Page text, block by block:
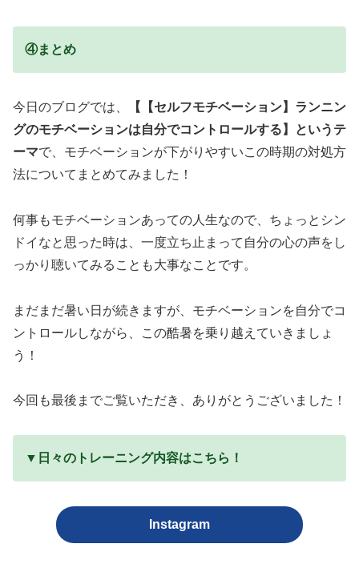
④まとめ
今日のブログでは、
【【セルフモチベーション】ランニン
グのモチベーションは自分でコントロールする】というテ
ーマで、モチベーションが下がりやすいこの時期の対処方
法についてまとめてみました！
何事もモチベーションあっての人生なので、ちょっとシン
ドイなと思った時は、一度立ち止まって自分の心の声をし
っかり聴いてみることも大事なことです。
まだまだ暑い日が続きますが、モチベーションを自分でコ
ントロールしながら、この酷暑を乗り越えていきましょ
う！
今回も最後までご覧いただき、ありがとうございました！
▼日々のトレーニング内容はこちら ！
Instagram